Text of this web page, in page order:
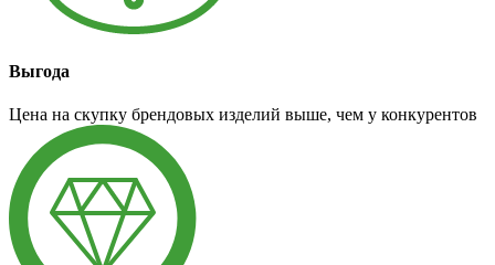
Выгода
Цена на скупку брендовых изделий выше, чем у конкурентов